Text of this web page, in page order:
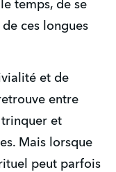
temps, de se
ces longues
et de
entre
et
Mais lorsque
rituel peut parfois